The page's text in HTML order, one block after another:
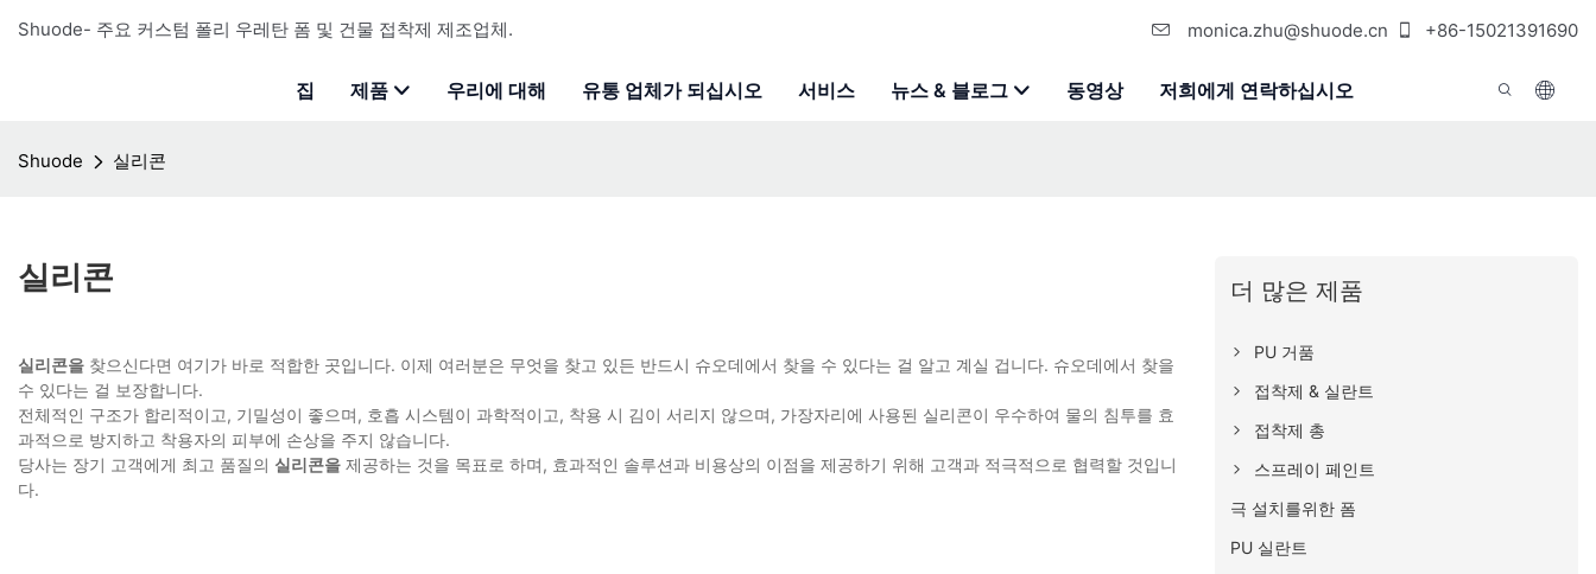
Shuode- 주요 커스텀 폴리 우레탄 폼 및 건물 접착제 제조업체. monica.zhu@shuode.cn +86-15021391690
집 제품 우리에 대해 유통 업체가 되십시오 서비스 뉴스 & 블로그 동영상 저희에게 연락하십시오
Shuode 실리콘
실리콘
실리콘을 찾으신다면 여기가 바로 적합한 곳입니다. 이제 여러분은 무엇을 찾고 있든 반드시 슈오데에서 찾을 수 있다는 걸 알고 계실 겁니다. 슈오데에서 찾을
수 있다는 걸 보장합니다.
전체적인 구조가 합리적이고, 기밀성이 좋으며, 호흡 시스템이 과학적이고, 착용 시 김이 서리지 않으며, 가장자리에 사용된 실리콘이 우수하여 물의 침투를 효
과적으로 방지하고 착용자의 피부에 손상을 주지 않습니다.
당사는 장기 고객에게 최고 품질의 실리콘을 제공하는 것을 목표로 하며, 효과적인 솔루션과 비용상의 이점을 제공하기 위해 고객과 적극적으로 협력할 것입니
다.
더 많은 제품
PU 거품
접착제 & 실란트
접착제 총
스프레이 페인트
극 설치를위한 폼
PU 실란트